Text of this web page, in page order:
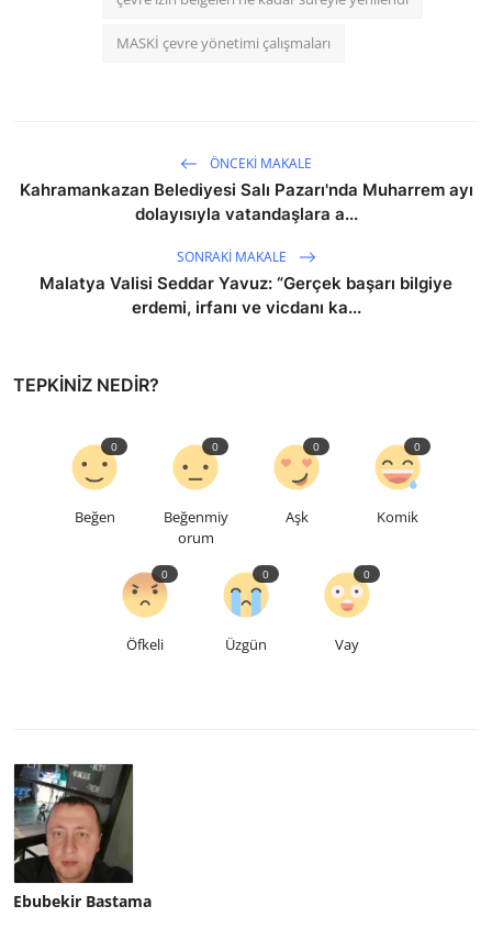
MASKİ çevre yönetimi çalışmaları
ÖNCEKI MAKALE
Kahramankazan Belediyesi Salı Pazarı'nda Muharrem ayı
dolayısıyla vatandaşlara a...
SONRAKI MAKALE
Malatya Valisi Seddar Yavuz: “Gerçek başarı bilgiye
erdemi, irfanı ve vicdanı ka...
TEPKINIZ NEDIR?
Beğen
0
Beğenmiy
orum
0
Aşk
0
Komik
0
Öfkeli
0
Üzgün
0
Vay
0
Ebubekir Bastama